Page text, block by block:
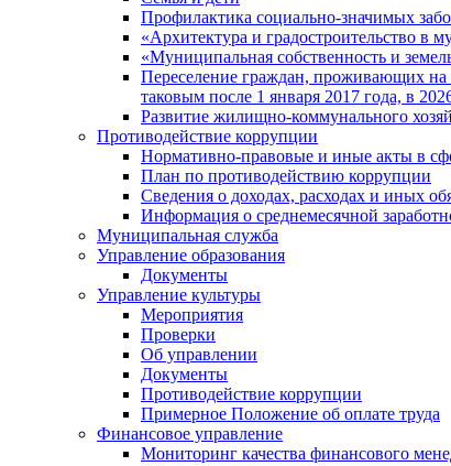
Профилактика социально-значимых
«Архитектура и градостроительство в
«Муниципальная собственность и
Переселение граждан, проживающих на
таковым после 1 января 2017 года, в
Развитие жилищно-коммунального
Противодействие коррупции
Нормативно-правовые и иные акты в
План по противодействию коррупции
Сведения о доходах, расходах и иных
Информация о среднемесячной
Муниципальная служба
Управление образования
Документы
Управление культуры
Мероприятия
Проверки
Об управлении
Документы
Противодействие коррупции
Примерное Положение об оплате труда
Финансовое управление
Мониторинг качества финансового